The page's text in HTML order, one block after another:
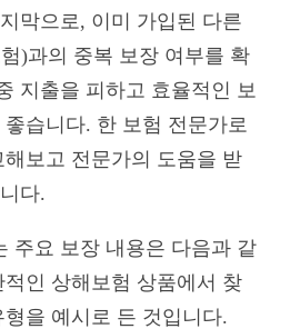
막으로, 이미 가입된 다른
)과의 중복 보장 여부를 확
지출을 피하고 효율적인 보
습니다. 한 보험 전문가로
보고 전문가의 도움을 받
다.
주요 보장 내용은 다음과 같
인 상해보험 상품에서 찾
을 예시로 든 것입니다.